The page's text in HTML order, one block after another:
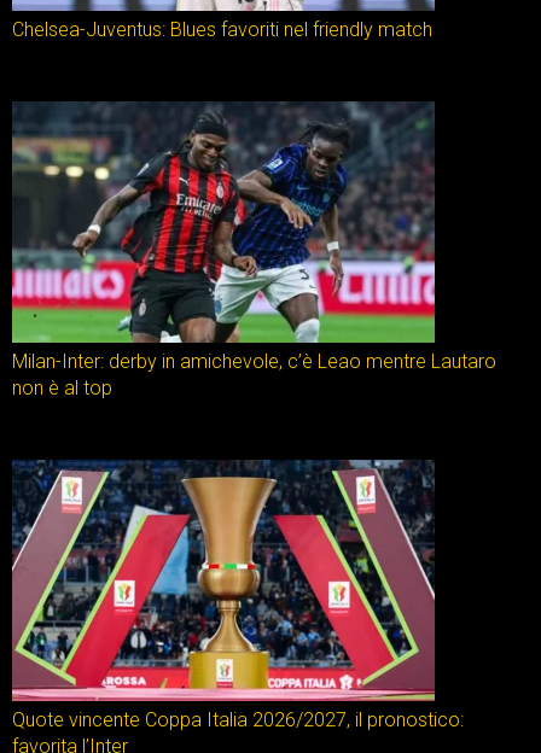
Chelsea-Juventus: Blues favoriti nel friendly match
Milan-Inter: derby in amichevole, c’è Leao mentre Lautaro
non è al top
Quote vincente Coppa Italia 2026/2027, il pronostico:
favorita l’Inter